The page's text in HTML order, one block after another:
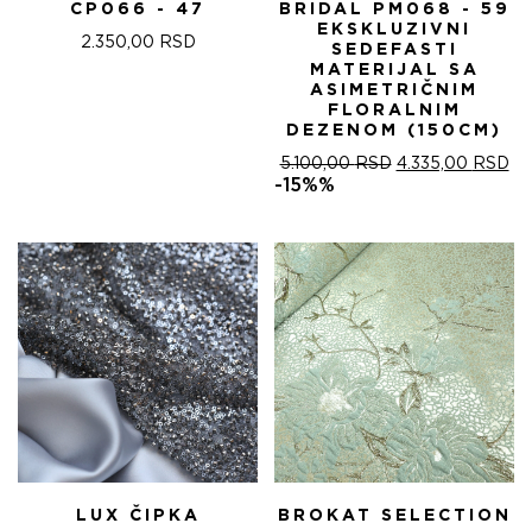
CP066 - 47
2.350,00 RSD
BRIDAL PM068 - 59
EKSKLUZIVNI
SEDEFASTI
MATERIJAL SA
ASIMETRIČNIM
FLORALNIM
DEZENOM (150CM)
5.100,00RSD ОРИГИНАЛНА
5.100,00 RSD.
4.335,00 RSD
-15%%
LUX ČIPKA
BROKAT SELECTION